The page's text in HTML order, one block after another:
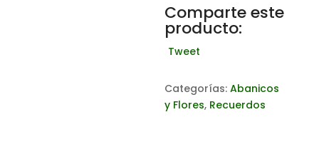
Comparte este
producto:
Tweet
Categorías:Abanicos
y Flores, Recuerdos